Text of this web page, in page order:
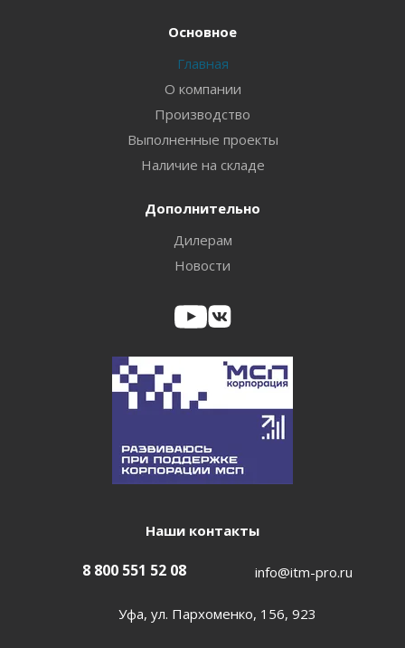
Основное
Главная
О компании
Производство
Выполненные проекты
Наличие на складе
Дополнительно
Дилерам
Новости
Наши контакты
8 800 551 52 08 info@itm-pro.ru
Уфа, ул. Пархоменко, 156, 923